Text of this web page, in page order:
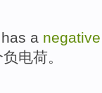
has a
负电荷。